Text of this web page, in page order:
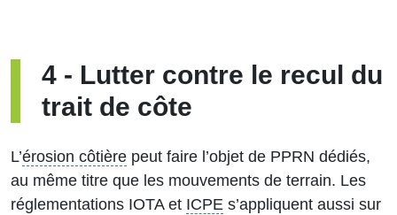
4 - Lutter contre le recul du
trait de côte
L’érosion côtière peut faire l’objet de PPRN dédiés,
au même titre que les mouvements de terrain. Les
réglementations IOTA et ICPE s’appliquent aussi sur